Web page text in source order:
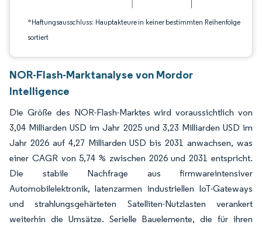
*Haftungsausschluss: Hauptakteure in keiner bestimmten Reihenfolge
sortiert
NOR-Flash-Marktanalyse von Mordor
Intelligence
Die Größe des NOR-Flash-Marktes wird voraussichtlich von
3,04 Milliarden USD im Jahr 2025 und 3,23 Milliarden USD im
Jahr 2026 auf 4,27 Milliarden USD bis 2031 anwachsen, was
einer CAGR von 5,74 % zwischen 2026 und 2031 entspricht.
Die stabile Nachfrage aus firmwareintensiver
Automobilelektronik, latenzarmen industriellen IoT-Gateways
und strahlungsgehärteten Satelliten-Nutzlasten verankert
weiterhin die Umsätze. Serielle Bauelemente, die für ihren